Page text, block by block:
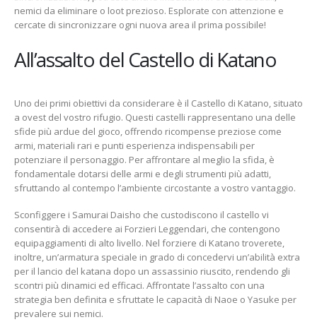
nemici da eliminare o loot prezioso. Esplorate con attenzione e
cercate di sincronizzare ogni nuova area il prima possibile!
All’assalto del Castello di Katano
Uno dei primi obiettivi da considerare è il Castello di Katano, situato
a ovest del vostro rifugio. Questi castelli rappresentano una delle
sfide più ardue del gioco, offrendo ricompense preziose come
armi, materiali rari e punti esperienza indispensabili per
potenziare il personaggio. Per affrontare al meglio la sfida, è
fondamentale dotarsi delle armi e degli strumenti più adatti,
sfruttando al contempo l’ambiente circostante a vostro vantaggio.
Sconfiggere i Samurai Daisho che custodiscono il castello vi
consentirà di accedere ai Forzieri Leggendari, che contengono
equipaggiamenti di alto livello. Nel forziere di Katano troverete,
inoltre, un’armatura speciale in grado di concedervi un’abilità extra
per il lancio del katana dopo un assassinio riuscito, rendendo gli
scontri più dinamici ed efficaci. Affrontate l’assalto con una
strategia ben definita e sfruttate le capacità di Naoe o Yasuke per
prevalere sui nemici.